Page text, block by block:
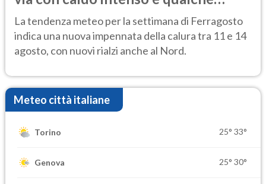
temporale
La tendenza meteo per la settimana di Ferragosto
indica una nuova impennata della calura tra 11 e 14
agosto, con nuovi rialzi anche al Nord.
Meteo città italiane
Torino 25° 33°
Genova 25° 30°